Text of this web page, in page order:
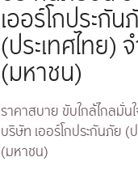
เออร์โกประกัน
(ประเทศไทย)
(มหาชน)
ราคาสบาย ขับใกล้ไกลมั่น
บริษัท เออร์โกประกันภัย (
(มหาชน)